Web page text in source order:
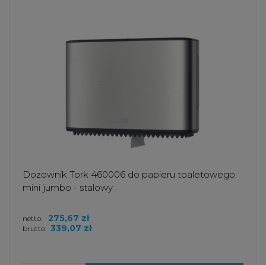
Dozownik Tork 460006 do papieru toaletowego
mini jumbo - stalowy
brutto: 339,07 zł
netto: 275,67 zł